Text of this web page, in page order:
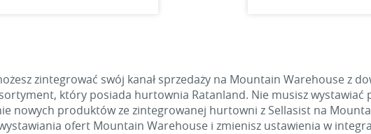
zintegrować swój kanał sprzedaży na Mountain Warehouse z
który posiada hurtownia Ratanland. Nie musisz
nowych produktów ze zintegrowanej hurtowni z Sellasist na
ofert Mountain Warehouse i zmienisz ustawienia w